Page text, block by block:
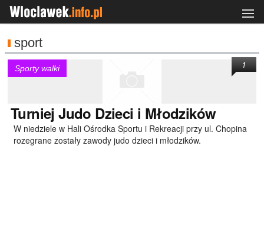
sport
Sporty walki
Turniej Judo Dzieci i Młodzików
W niedziele w Hali Ośrodka Sportu i Rekreacji przy ul. Chopina
rozegrane zostały zawody judo dzieci i młodzików.
1